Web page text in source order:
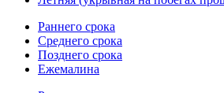
Раннего срока
Среднего срока
Позднего срока
Ежемалина